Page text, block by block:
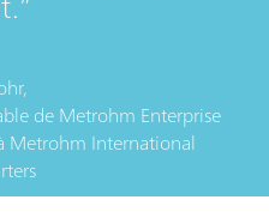
de Metrohm Enterprise
Metrohm International